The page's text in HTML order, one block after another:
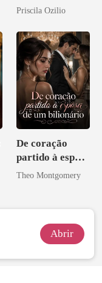
Ele Jurou Odiar
Priscila Ozilio
De coração
partido à esposa
de um bilionário
Theo Montgomery
Abrir